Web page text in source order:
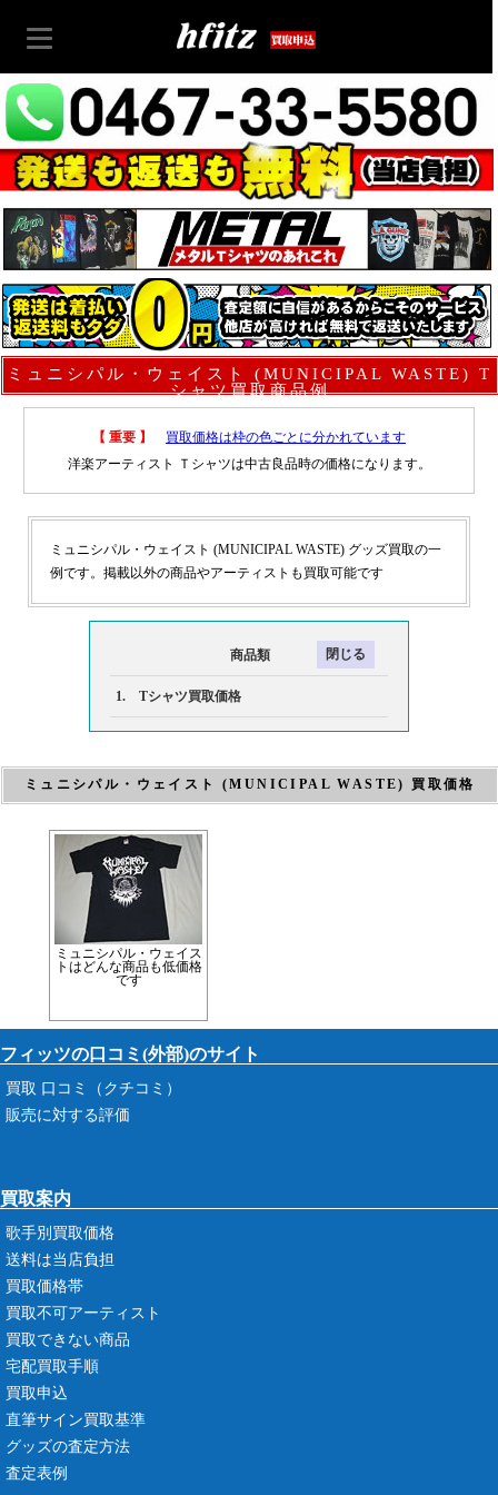
ミュニシパル・ウェイスト (MUNICIPAL WASTE) T
シャツ買取商品例
【 重要 】
買取価格は枠の色ごとに分かれています
洋楽アーティスト Ｔシャツは中古良品時の価格になります。
ミュニシパル・ウェイスト (MUNICIPAL WASTE) グッズ買取の一
例です。掲載以外の商品やアーティストも買取可能です
商品類
1. Tシャツ買取価格
ミュニシパル・ウェイスト (MUNICIPAL WASTE) 買取価格
ミュニシパル・ウェイス
トはどんな商品も低価格
です
フィッツの口コミ(外部)のサイト
買取 口コミ（クチコミ）
販売に対する評価
買取案内
歌手別買取価格
送料は当店負担
買取価格帯
買取不可アーティスト
買取できない商品
宅配買取手順
買取申込
直筆サイン買取基準
グッズの査定方法
査定表例